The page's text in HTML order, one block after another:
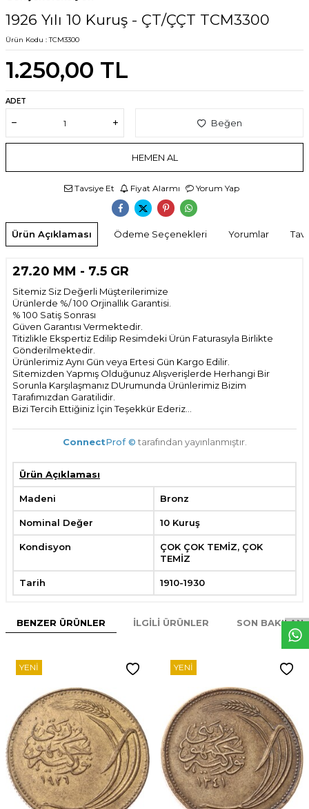
W
h
t
s
p
p
D
e
s
e
H
a
t
t
1926 Yılı 10 Kuruş - ÇT/ÇÇT TCM3300
Ürün Kodu :TCM3300
1.250,00 TL
ADET
Beğen
HEMEN AL
Tavsiye Et Fiyat Alarmı Yorum Yap
Ürün Açıklaması Ödeme Seçenekleri Yorumlar
27.20 MM - 7.5 GR
Sitemiz Siz Değerli Müşterilerimize
Ürünlerde %/ 100 Orjinallık Garantisi.
% 100 Satiş Sonrası
Güven Garantısı Vermektedir.
Titizlikle Ekspertiz Edilip Resimdeki Ürün Faturasıyla Birlikte
Gönderilmektedir.
Ürünlerimiz Aynı Gün veya Ertesi Gün Kargo Edilir.
Sitemizden Yapmış Olduğunuz Alışverişlerde Herhangi Bir
Sorunla Karşılaşmanız DUrumunda Ürünlerimiz Bizim
Tarafımızdan Garatilidir.
Bizi Tercih Ettiğiniz İçin Teşekkür Ederiz...
ConnectProf © tarafından yayınlanmıştır.
Ürün Açıklaması
Madeni Bronz
Nominal Değer 10 Kuruş
Kondisyon
ÇOK ÇOK TEMİZ, ÇOK
TEMİZ
Tarih 1910-1930
BENZER ÜRÜNLER İLGILI ÜRÜNLER SON
YENI YENI